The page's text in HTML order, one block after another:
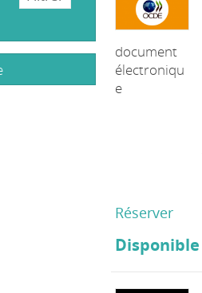
document
électroniqu
e
Réserver
Disponible